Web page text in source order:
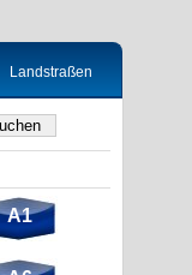
Landstraßen
A1